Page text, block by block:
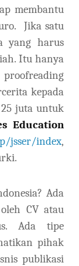
membantu
Jika satu
yang harus
Itu hanya
kepada
juta untuk
Education
jsser/index,
Ada
CV atau
Ada tipe
pihak
publikasi